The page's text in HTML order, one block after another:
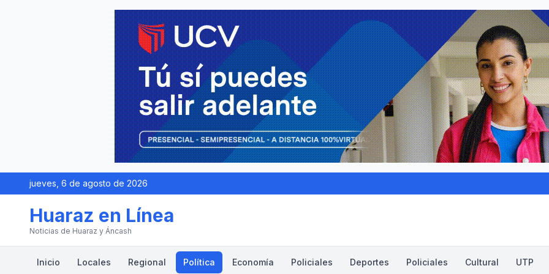
jueves, 6 de agosto de 2026
Huaraz en Línea
Noticias de Huaraz y Áncash
Inicio Locales Regional Política Economía Policiales Deportes Policiales Cultural UTP